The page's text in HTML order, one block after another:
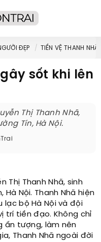
ĐẸP TIỀN VỆ THANH
sốt khi lên
Thị Thanh Nhã,
Tín, Hà Nội.
Thị Thanh Nhã, sinh
Nội. Thanh Nhã hiện
bộ Hà Nội và đội
trí tiền đạo. Không chỉ
ấn tượng, làm nên
Thanh Nhã ngoài đời